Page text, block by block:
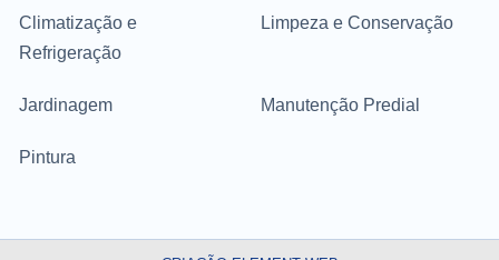
Climatização e
Refrigeração
Limpeza e Conservação
Jardinagem Manutenção Predial
Pintura